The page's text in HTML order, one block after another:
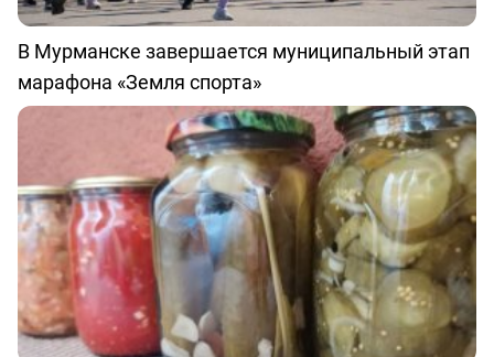
В Мурманске завершается муниципальный этап
марафона «Земля спорта»